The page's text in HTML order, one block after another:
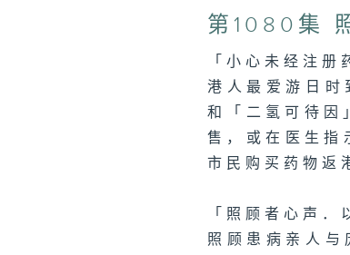
23
minutes,
seconds
90%
第1080集
「小心未经注册
港人最爱游日时
和「二氢可待因
售，或在医生指
市民购买药物返
「照顾者心声．
照顾患病亲人